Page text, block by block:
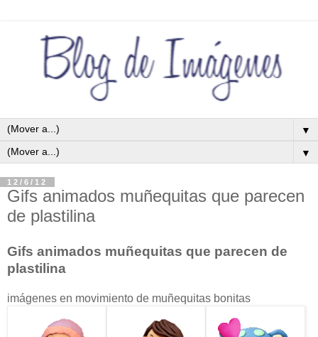
▼
▼
12/6/12
Gifs animados muñequitas que parecen
de plastilina
Gifs animados muñequitas que parecen de
plastilina
imágenes en movimiento de muñequitas bonitas